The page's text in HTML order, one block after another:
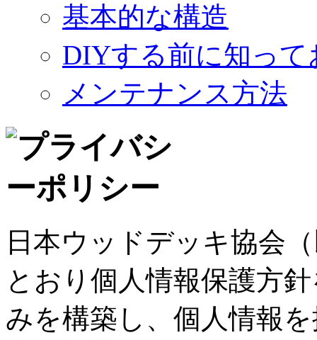
基本的な構造
DIYする前に知って
メンテナンス方法
日本ウッドデッキ協会
とおり個人情報保護方
みを構築し、個人情報